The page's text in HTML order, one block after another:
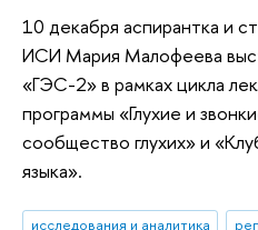
10 декабря аспирантка и
ИСИ Мария Малофеева
«ГЭС-2» в рамках цикла
программы «Глухие и
сообщество глухих» и
языка».
исследования и аналитика